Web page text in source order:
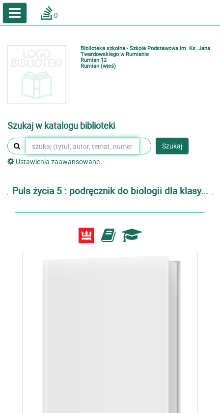
Katalog online biblioteki szkolnej
Lektury
0
Biblioteka szkolna - Szkoła Podstawowa im. Ks. Jana
Twardowskiego w Rumianie
Rumian 12
Rumian (wieś)
Szukaj w katalogu biblioteki
Szukaj
Ustawienia zaawansowane
Puls życia 5 : podręcznik do biologii dla klasy...